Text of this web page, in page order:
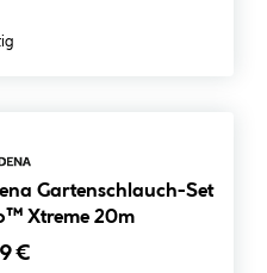
Gartenschlauch-Set
Xtreme 20m
€